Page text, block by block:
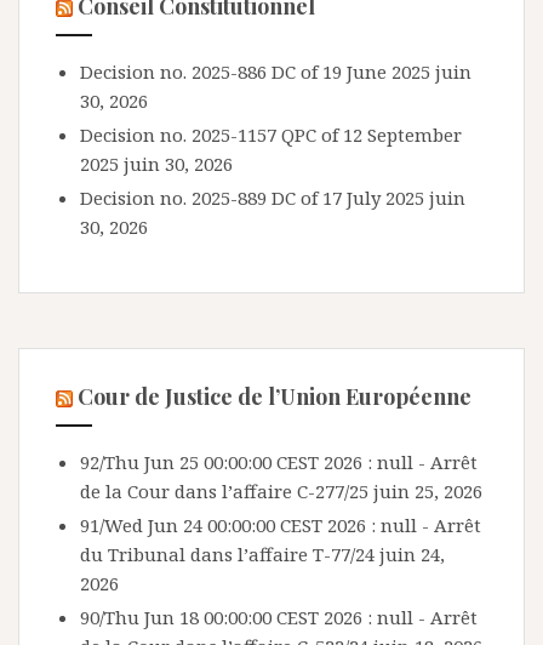
Conseil Constitutionnel
Decision no. 2025-886 DC of 19 June 2025 juin
30, 2026
Decision no. 2025-1157 QPC of 12 September
2025 juin 30, 2026
Decision no. 2025-889 DC of 17 July 2025 juin
30, 2026
Cour de Justice de l’Union Européenne
92/Thu Jun 25 00:00:00 CEST 2026 : null - Arrêt
de la Cour dans l’affaire C-277/25 juin 25, 2026
91/Wed Jun 24 00:00:00 CEST 2026 : null - Arrêt
du Tribunal dans l’affaire T-77/24 juin 24,
2026
90/Thu Jun 18 00:00:00 CEST 2026 : null - Arrêt